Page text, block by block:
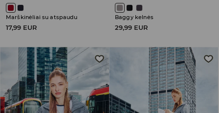
Marškinėliai su atspaudu
17,99 EUR
Baggy kelnės
29,99 EUR